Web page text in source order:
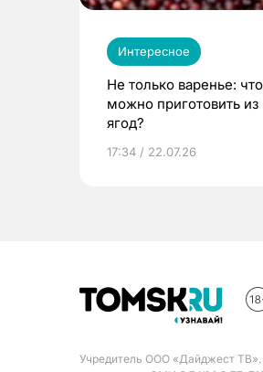
Интересное
Не только варенье:
можно приготовить из
ягод?
17:34 / 22.07.26
Учредитель ООО «Дайджест